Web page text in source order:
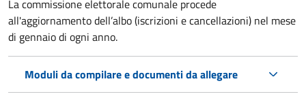
La commissione elettorale comunale procede
all'aggiornamento dell’albo (iscrizioni e cancellazioni) nel mese
di gennaio di ogni anno.
Moduli da compilare e documenti da allegare